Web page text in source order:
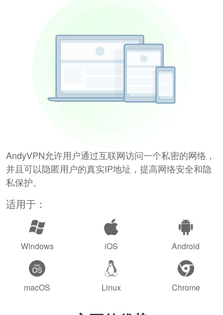
AndyVPN允许用户通过互联网访问一个私密的网络，
并且可以隐匿用户的真实IP地址，提高网络安全和隐
私保护。
适用于：
Windows iOS Android
macOS Linux Chrome